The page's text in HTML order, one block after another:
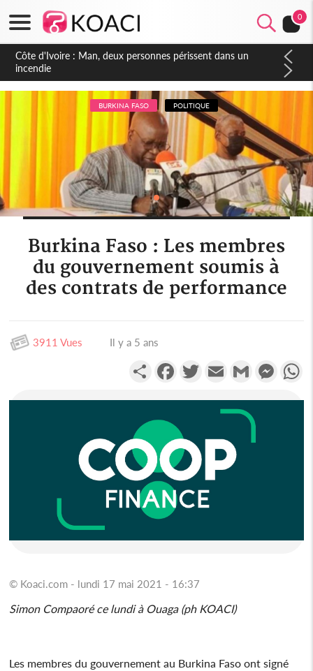
0
Côte d'Ivoire : Séileu, la célébration de la fête nationale
transformée en vaste campagne contre les produits
dépigmentants dangereux
BURKINA FASO POLITIQUE
Burkina Faso : Les membres
du gouvernement soumis à
des contrats de performance
3911 Vues Il y a 5 ans
PartagerFacebookTwitterEmail Gmail
© Koaci.com - lundi 17 mai 2021 - 16:37
Simon Compaoré ce lundi à Ouaga (ph KOACI)
Les membres du gouvernement au Burkina Faso ont signé